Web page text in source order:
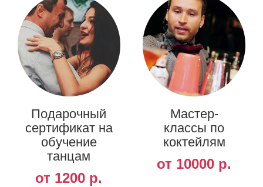
Подарочный
сертификат на
обучение
танцам
от 1200 р.
Мастер-
классы по
коктейлям
от 10000 р.